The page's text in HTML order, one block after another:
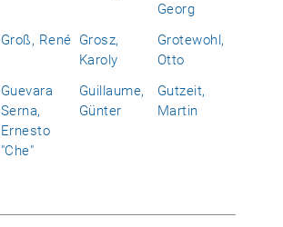
Georg
Groß, René Grosz,
Karoly
Grotewohl,
Otto
Guevara
Serna,
Ernesto
"Che"
Guillaume,
Günter
Gutzeit,
Martin